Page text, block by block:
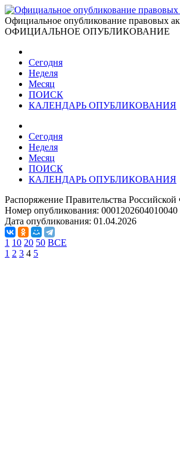
Официальное опубликование правовых
ОФИЦИАЛЬНОЕ ОПУБЛИКОВАНИЕ
Сегодня
Неделя
Месяц
ПОИСК
КАЛЕНДАРЬ ОПУБЛИКОВАНИЯ
Сегодня
Неделя
Месяц
ПОИСК
КАЛЕНДАРЬ ОПУБЛИКОВАНИЯ
Распоряжение Правительства
Номер опубликования: 0001202604010040
Дата опубликования: 01.04.2026
1 10 20 50 ВСЕ
1 2 3 4 5